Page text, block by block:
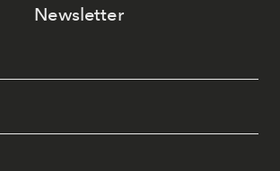
Newsletter